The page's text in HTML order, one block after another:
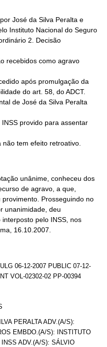
José da Silva Peralta e
não tem efeito retroativo.
unânime, conheceu dos
de agravo, a que,
Prosseguindo no
unanimidade, deu
pelo INSS, nos
16.10.2007.
06-12-2007 PUBLIC 07-12-
VOL-02302-02 PP-00394
PERALTA ADV.(A/S):
EMBDO.(A/S): INSTITUTO
ADV.(A/S): SÁLVIO